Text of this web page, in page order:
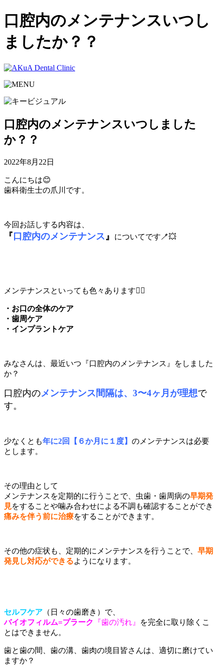
口腔内のメンテナンスいつし
ましたか？？
口腔内のメンテナンスいつしました
か？？
2022年8月22日
こんにちは😊
歯科衛生士の爪川です。
今回お話しする内容は、
『口腔内のメンテナンス』 についてです🪥💥
メンテナンスといっても色々あります😶‍🌫️
・お口の全体のケア
・歯周ケア
・インプラントケア
みなさんは、最近いつ『口腔内のメンテナンス』をしました
か？
口腔内のメンテナンス間隔は、3〜4ヶ月が理想で
す。
少なくとも年に2回【６か月に１度】 のメンテナンスは必要
とします。
その理由として
メンテナンスを定期的に行うことで、虫歯・歯周病の早期発
見をすることや噛み合わせによる不調も確認することができ
痛みを伴う前に治療をすることができます。
その他の症状も、定期的にメンテナンスを行うことで、 早期
発見し対応ができるようになります。
セルフケア （日々の歯磨き）で、
バイオフィルム=プラーク
『歯の汚れ』
を完全に取り除くこ
とはできません。
歯と歯の間、歯の溝、歯肉の境目皆さんは、適切に磨けてい
ますか？